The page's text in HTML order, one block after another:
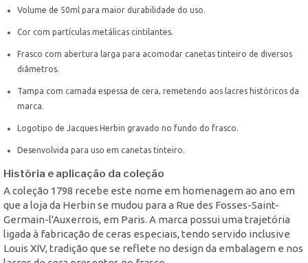
Volume de 50ml para maior durabilidade do uso.
Cor com partículas metálicas cintilantes.
Frasco com abertura larga para acomodar canetas tinteiro de diversos
diâmetros.
Tampa com camada espessa de cera, remetendo aos lacres históricos da
marca.
Logotipo de Jacques Herbin gravado no fundo do frasco.
Desenvolvida para uso em canetas tinteiro.
História e aplicação da coleção
A coleção 1798 recebe este nome em homenagem ao ano em
que a loja da Herbin se mudou para a Rue des Fosses-Saint-
Germain-l'Auxerrois, em Paris. A marca possui uma trajetória
ligada à fabricação de ceras especiais, tendo servido inclusive
Louis XIV, tradição que se reflete no design da embalagem e nos